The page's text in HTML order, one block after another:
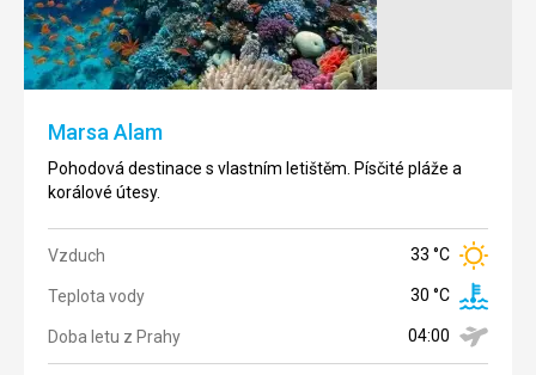
Marsa Alam
Pohodová destinace s vlastním letištěm. Písčité pláže a
korálové útesy.
Vzduch 33 °C
Teplota vody 30 °C
Doba letu z Prahy 04:00
Nekonečné
bělostné
pláže ve
stylu
je egyptské
Středozemní
moře.
Vzduch
vody
27 °C
klidná
městem
Egypta a
zároveň
největším a
městem
Středního
Východu.
Vzduch 33 °C
Teplota
vody
Doba